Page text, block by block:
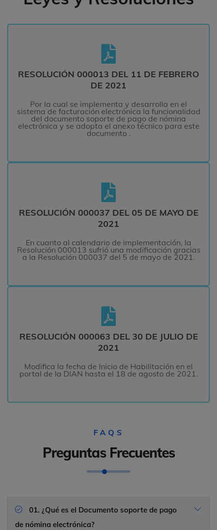
RESOLUCIÓN 000013 DEL 11 DE FEBRERO
DE 2021
Por la cual se implementa y desarrolla en el
sistema de facturación electrónica la funcionalidad
del documento soporte de pago de nómina
electrónica y se adopta el anexo técnico para este
documento .
RESOLUCIÓN 000013 DEL 11 DE FEBRERO
DE 2021
Por la cual se implementa y desarrolla en el
sistema de facturación electrónica la funcionalidad
del documento soporte de pago de nómina
documento .
LEER MÁS
RESOLUCIÓN 000037 DEL 05 DE MAYO DE
2021
En cuanto al calendario de implementación, la
Resolución 000013 sufrió una modificación gracias
a la Resolución 000037 del 5 de mayo de 2021.
RESOLUCIÓN 000037 DEL 05 DE MAYO DE
2021
En cuanto al calendario de implementación, la
Resolución 000013 sufrió una modificación gracias
a la Resolución 000037 del 5 de mayo de 2021.
LEER MÁS
RESOLUCIÓN 000063 DEL 30 DE JULIO DE
2021
Modifica la fecha de Inicio de Habilitación en el
portal de la DIAN hasta el 18 de agosto de 2021.
RESOLUCIÓN 000063 DEL 30 DE JULIO DE
2021
Modifica la fecha de Inicio de Habilitación en el
portal de la DIAN hasta el 18 de agosto de 2021.
LEER MÁS
FAQS
Preguntas Frecuentes
01. ¿Qué es el Documento soporte de pago
de nómina electrónica?